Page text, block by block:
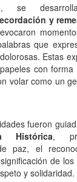
se
y
que
Estas
con
volar como un
fueron
Histórica,
paz, el
de
y solidaridad.